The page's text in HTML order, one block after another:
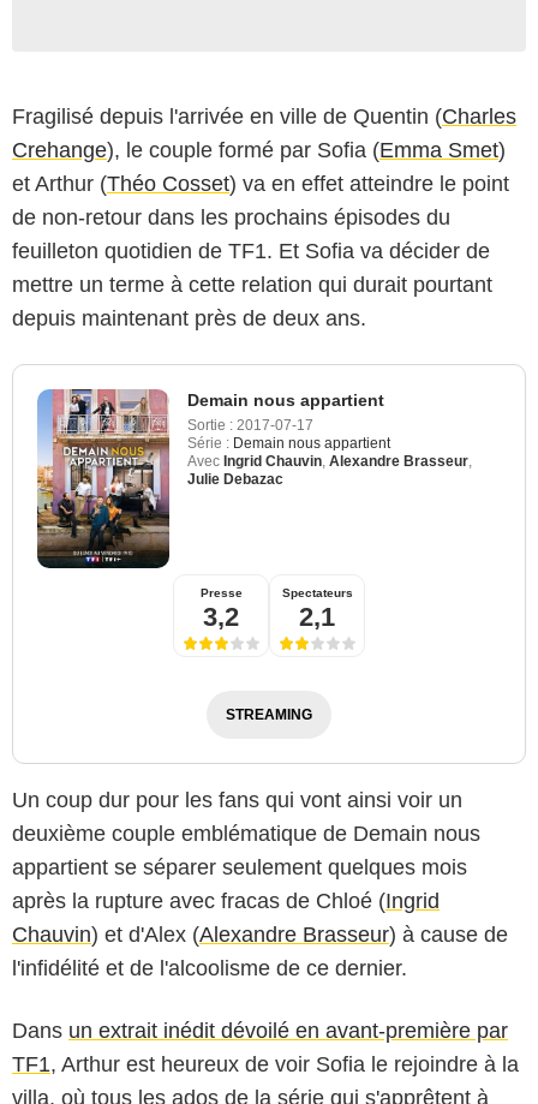
Fragilisé depuis l'arrivée en ville de Quentin (Charles
Crehange), le couple formé par Sofia (Emma Smet)
et Arthur (Théo Cosset) va en effet atteindre le point
de non-retour dans les prochains épisodes du
feuilleton quotidien de TF1. Et Sofia va décider de
mettre un terme à cette relation qui durait pourtant
depuis maintenant près de deux ans.
Demain nous appartient
Sortie : 2017-07-17
Série : Demain nous appartient
Avec Ingrid Chauvin Alexandre Brasseur
Julie Debazac
Presse
3,2
Spectateurs
2,1
STREAMING
Un coup dur pour les fans qui vont ainsi voir un
deuxième couple emblématique de Demain nous
appartient se séparer seulement quelques mois
après la rupture avec fracas de Chloé (Ingrid
Chauvin) et d'Alex (Alexandre Brasseur) à cause de
l'infidélité et de l'alcoolisme de ce dernier.
Dans un extrait inédit dévoilé en avant-première par
TF1, Arthur est heureux de voir Sofia le rejoindre à la
villa, où tous les ados de la série qui s'apprêtent à